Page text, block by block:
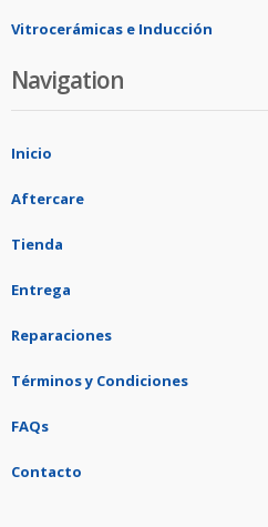
Vitrocerámicas e Inducción
Navigation
Inicio
Aftercare
Tienda
Entrega
Reparaciones
Términos y Condiciones
FAQs
Contacto